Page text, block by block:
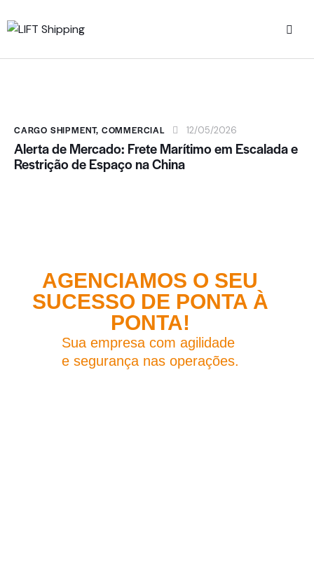
CARGO SHIPMENT, COMMERCIAL 12/05/2026
Alerta de Mercado: Frete Marítimo em Escalada e
Restrição de Espaço na China
AGENCIAMOS O SEU
SUCESSO DE PONTA À
PONTA!
Sua empresa com agilidade
e segurança nas operações.